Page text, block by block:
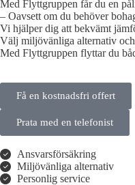
Med Flyttgruppen får du en
– Oavsett om du behöver
Vi hjälper dig att bekvämt
Välj miljövänliga alternativ och
Med Flyttgruppen flyttar du
Få en kostnadsfri offert
Prata med en telefonist
Ansvarsförsäkring
Miljövänliga alternativ
Personlig service